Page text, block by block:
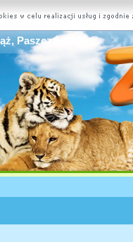
Paszcza, Wielka